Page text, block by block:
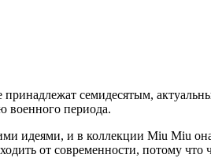
семидесятым,
военного периода.
идеями, и в коллекции Miu Miu
от современности, потому